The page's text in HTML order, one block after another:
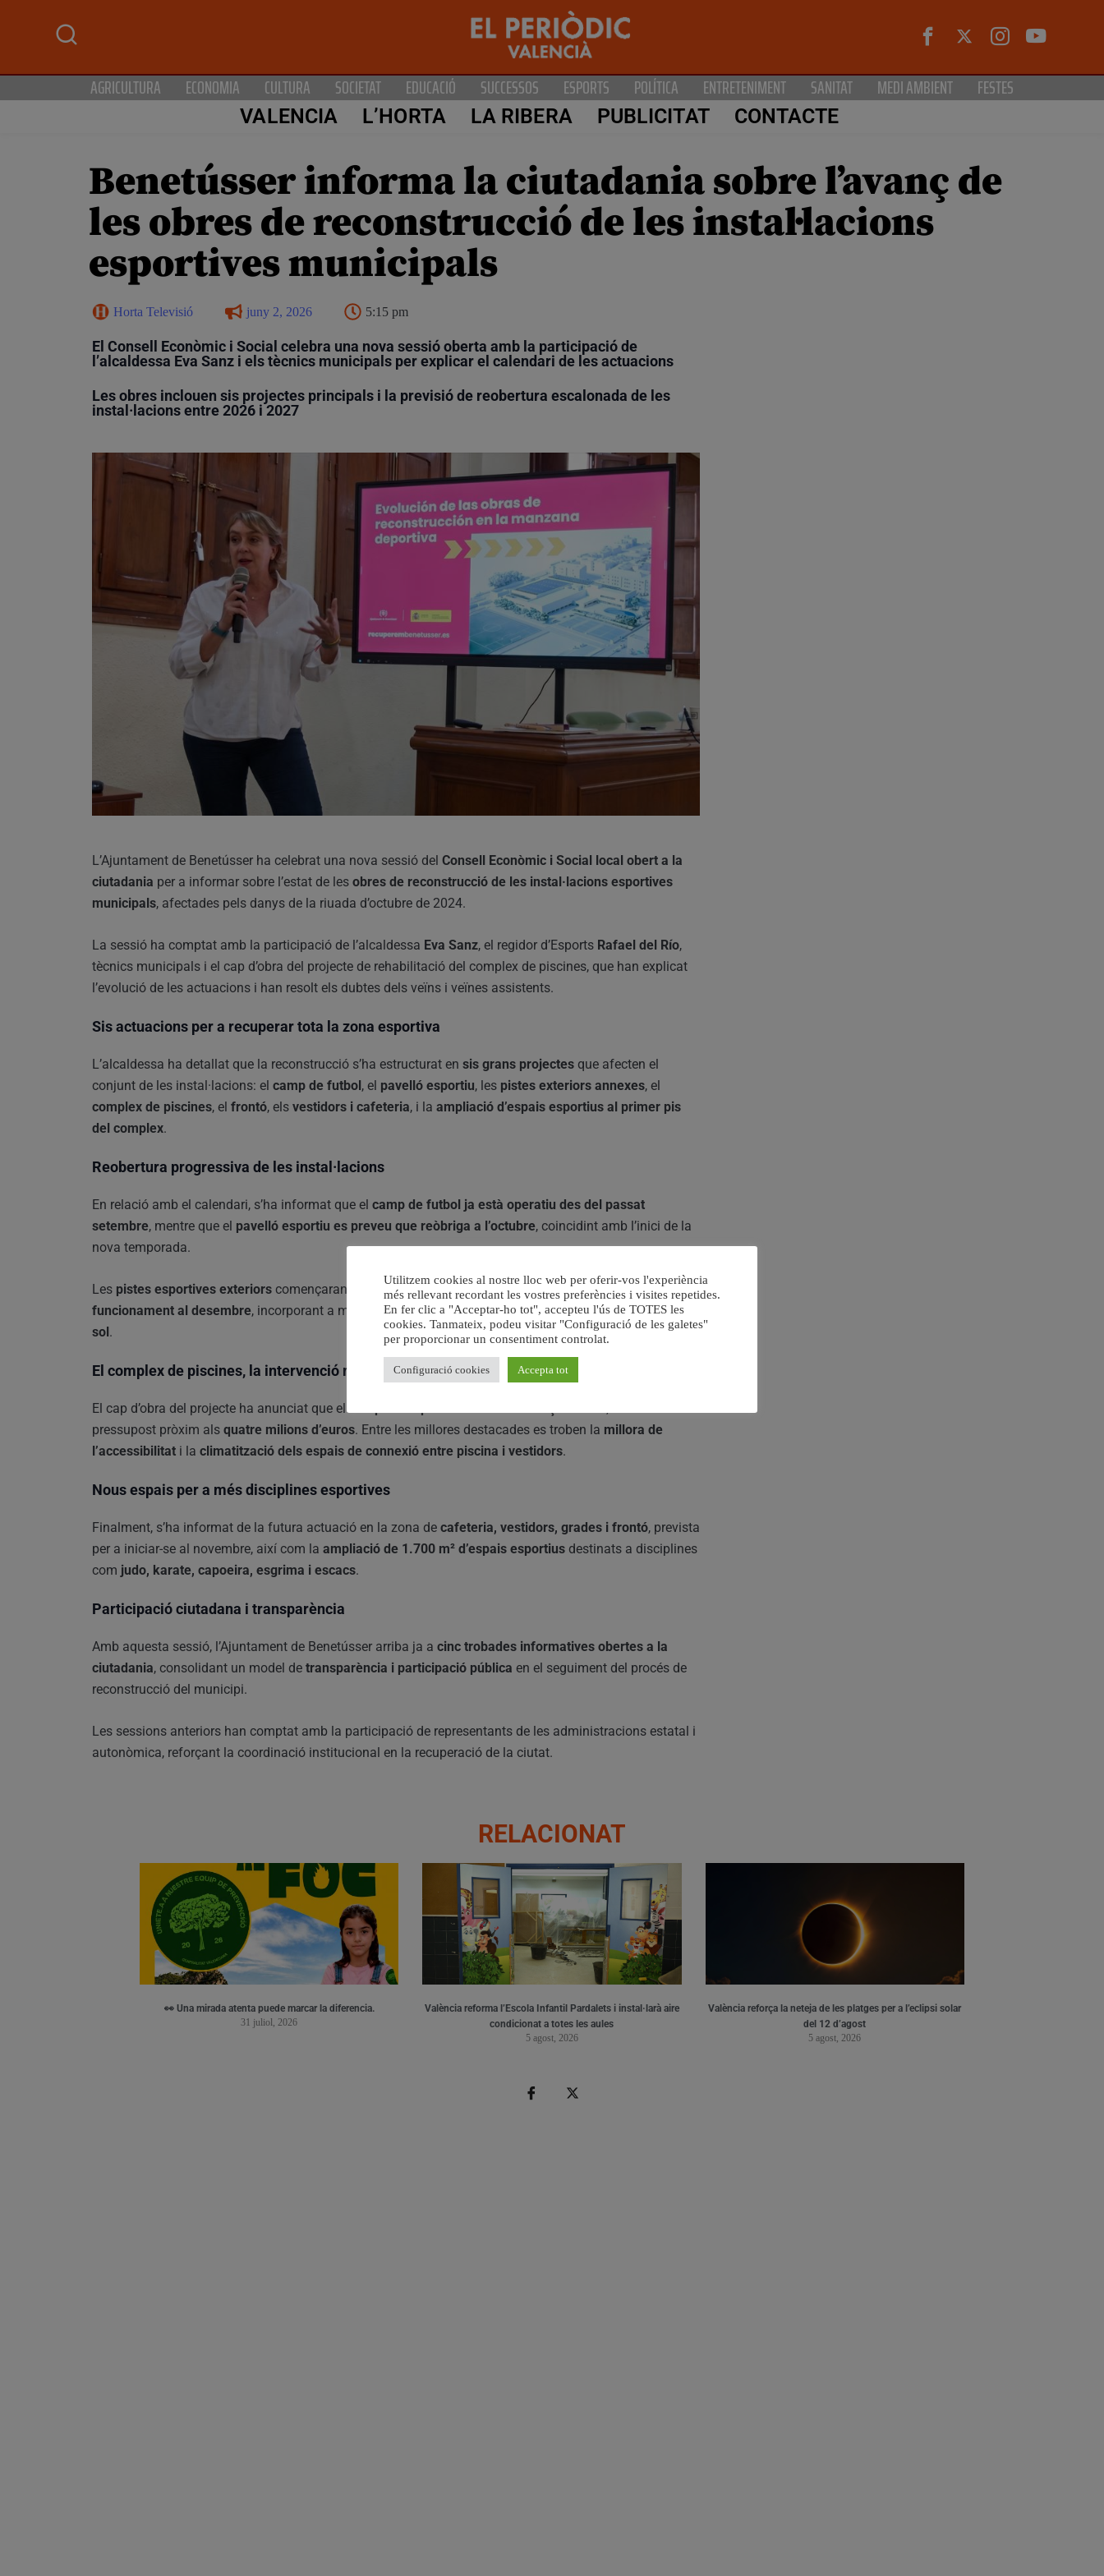
AGRICULTURA ECONOMIA CULTURA SOCIETAT EDUCACIÓ SUCCESSOS ESPORTS POLÍTICA ENTRETENIMENT SANITAT MEDI AMBIENT FESTES
VALENCIA L’HORTA LA RIBERA PUBLICITAT CONTACTE
Benetússer informa la ciutadania sobre l’avanç de
les obres de reconstrucció de les instal·lacions
esportives municipals
Horta Televisió juny 2, 2026 5:15 pm
El Consell Econòmic i Social celebra una nova sessió oberta amb la participació de
l’alcaldessa Eva Sanz i els tècnics municipals per explicar el calendari de les actuacions
Les obres inclouen sis projectes principals i la previsió de reobertura escalonada de les
instal·lacions entre 2026 i 2027
L’Ajuntament de Benetússer ha celebrat una nova sessió del Consell Econòmic i Social local obert a la
ciutadania per a informar sobre l’estat de les obres de reconstrucció de les instal·lacions esportives
municipals, afectades pels danys de la riuada d’octubre de 2024.
La sessió ha comptat amb la participació de l’alcaldessa Eva Sanz, el regidor d’Esports Rafael del Río,
tècnics municipals i el cap d’obra del projecte de rehabilitació del complex de piscines, que han explicat
l’evolució de les actuacions i han resolt els dubtes dels veïns i veïnes assistents.
Sis actuacions per a recuperar tota la zona esportiva
L’alcaldessa ha detallat que la reconstrucció s’ha estructurat en sis grans projectes que afecten el
conjunt de les instal·lacions: el camp de futbol, el pavelló esportiu, les pistes exteriors annexes, el
complex de piscines, el frontó, els vestidors i cafeteria, i la ampliació d’espais esportius al primer pis
del complex.
Reobertura progressiva de les instal·lacions
En relació amb el calendari, s’ha informat que el camp de futbol ja està operatiu des del passat
setembre, mentre que el pavelló esportiu es preveu que reòbriga a l’octubre, coincidint amb l’inici de la
nova temporada.
Les pistes esportives exteriors començaran les obres pròximament i es preveu la seuaposada en
funcionament al desembre, incorporant a més unacoberta per protegir les instal·lacions de la pluja i el
sol.
El complex de piscines, la intervenció més important
El cap d’obra del projecte ha anunciat que el
pressupost pròxim als quatre milions d’euros. Entre les millores destacades es troben la millora de
l’accessibilitat i la climatització dels espais de connexió entre piscina i vestidors.
Nous espais per a més disciplines esportives
Finalment, s’ha informat de la futura actuació en la zona de cafeteria, vestidors, grades i frontó, prevista
per a iniciar-se al novembre, així com la ampliació de 1.700 m² d’espais esportius destinats a disciplines
com judo, karate, capoeira, esgrima i escacs.
Participació ciutadana i transparència
Amb aquesta sessió, l’Ajuntament de Benetússer arriba ja a cinc trobades informatives obertes a la
ciutadania, consolidant un model de transparència i participació pública en el seguiment del procés de
reconstrucció del municipi.
Les sessions anteriors han comptat amb la participació de representants de les administracions estatal i
autonòmica, reforçant la coordinació institucional en la recuperació de la ciutat.
RELACIONAT
👀 Una mirada atenta puede marcar la diferencia.
31 juliol, 2026
València reforma l’Escola Infantil Pardalets i instal·larà aire
condicionat a totes les aules
5 agost, 2026
València reforça la neteja de les platges per a l’eclipsi solar
del 12 d’agost
5 agost, 2026
Utilitzem cookies al nostre lloc web per oferir-vos l'experiència
més rellevant recordant les vostres preferències i visites repetides.
En fer clic a "Acceptar-ho tot", accepteu l'ús de TOTES les
cookies. Tanmateix, podeu visitar "Configuració de les galetes"
per proporcionar un consentiment controlat.
Configuració cookies Accepta tot